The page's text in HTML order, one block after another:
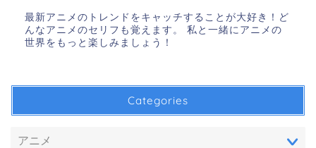
最新アニメのトレンドをキャッチすることが大好き！ど
んなアニメのセリフも覚えます。 私と一緒にアニメの
世界をもっと楽しみましょう！
Categories